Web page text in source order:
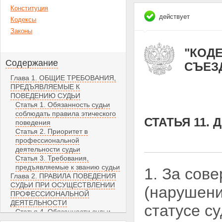
Конституция
Кодексы
Законы
Содержание
Глава 1. ОБЩИЕ ТРЕБОВАНИЯ,
ПРЕДЪЯВЛЯЕМЫЕ К
ПОВЕДЕНИЮ СУДЬИ
Статья 1. Обязанность судьи
соблюдать правила этического
поведения
Статья 2. Приоритет в
профессиональной
деятельности судьи
Статья 3. Требования,
предъявляемые к званию судьи
Глава 2. ПРАВИЛА ПОВЕДЕНИЯ
СУДЬИ ПРИ ОСУЩЕСТВЛЕНИИ
ПРОФЕССИОНАЛЬНОЙ
ДЕЯТЕЛЬНОСТИ
Статья 4. Обязанности судьи
действует
СТАТЬЯ 11.
1. За
статусе